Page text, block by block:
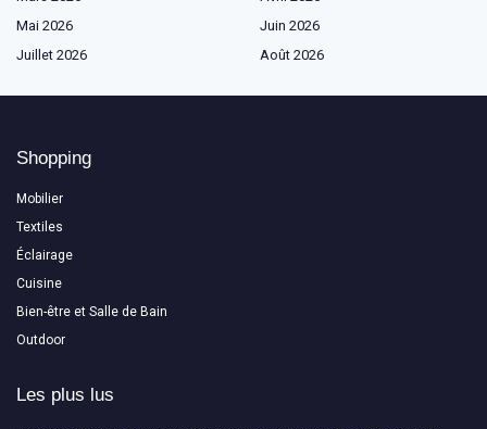
Mai 2026
Juin 2026
Juillet 2026
Août 2026
Shopping
Mobilier
Textiles
Éclairage
Cuisine
Bien-être et Salle de Bain
Outdoor
Les plus lus